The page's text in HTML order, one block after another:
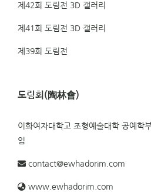
제42회 도림전 3D 갤러리
제41회 도림전 3D 갤러리
제39회 도림전
도림회(陶林會)
이화여자대학교 조형예술대학 공예학
임
contact@ewhadorim.com
www.ewhadorim.com